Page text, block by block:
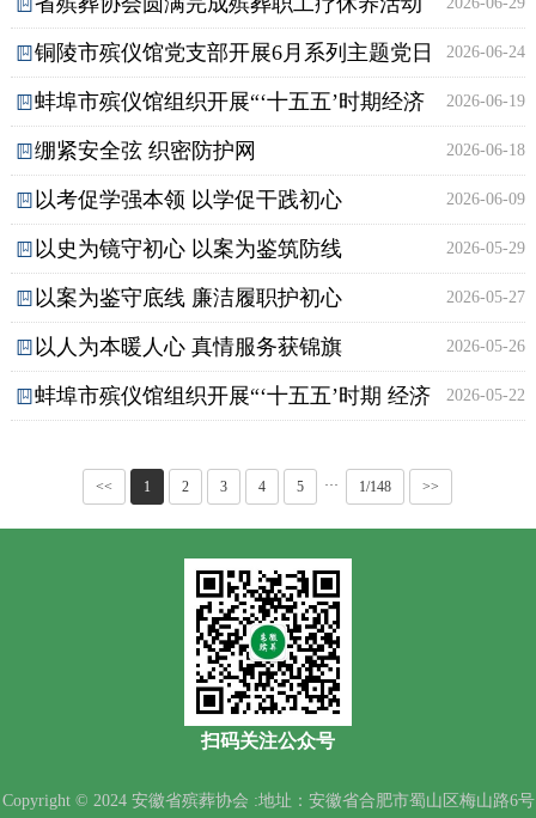
活动
2026-06-24
铜陵市殡仪馆党支部开展6月系列主题党日
活动 2026-06-19
蚌埠市殡仪馆组织开展“‘十五五’时期经济
社会 发展的重大战略任务”专题学习 2026-06-18
绷紧安全弦 织密防护网
2026-06-09
以考促学强本领 以学促干践初心
2026-05-29
以史为镜守初心 以案为鉴筑防线
2026-05-27
以案为鉴守底线 廉洁履职护初心
2026-05-26
以人为本暖人心 真情服务获锦旗
2026-05-22
蚌埠市殡仪馆组织开展“‘十五五’时期 经济
<< 1 2 3 4 5 ··· 1/148 >>
扫码关注公众号
Copyright © 2024 安徽省殡葬协会 :地址：安徽省合肥市蜀山区梅山路6号